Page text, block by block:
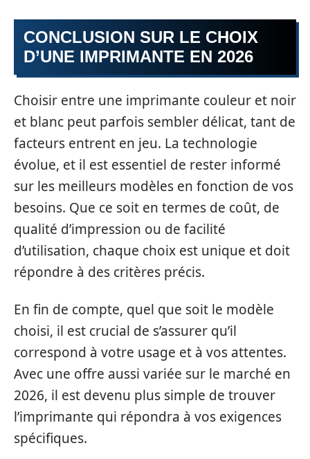
CONCLUSION SUR LE CHOIX
D’UNE IMPRIMANTE EN 2026
Choisir entre une imprimante couleur et noir
et blanc peut parfois sembler délicat, tant de
facteurs entrent en jeu. La technologie
évolue, et il est essentiel de rester informé
sur les meilleurs modèles en fonction de vos
besoins. Que ce soit en termes de coût, de
qualité d’impression ou de facilité
d’utilisation, chaque choix est unique et doit
répondre à des critères précis.
En fin de compte, quel que soit le modèle
choisi, il est crucial de s’assurer qu’il
correspond à votre usage et à vos attentes.
Avec une offre aussi variée sur le marché en
2026, il est devenu plus simple de trouver
l’imprimante qui répondra à vos exigences
spécifiques.